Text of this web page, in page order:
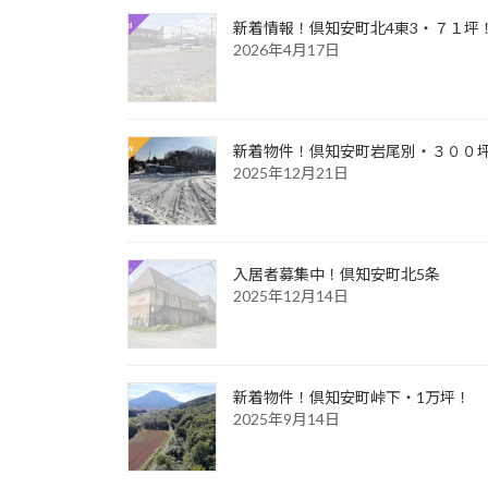
新着情報！倶知安町北4東3・７１坪
2026年4月17日
新着物件！倶知安町岩尾別・３００
2025年12月21日
入居者募集中！倶知安町北5条
2025年12月14日
新着物件！倶知安町峠下・1万坪！
2025年9月14日